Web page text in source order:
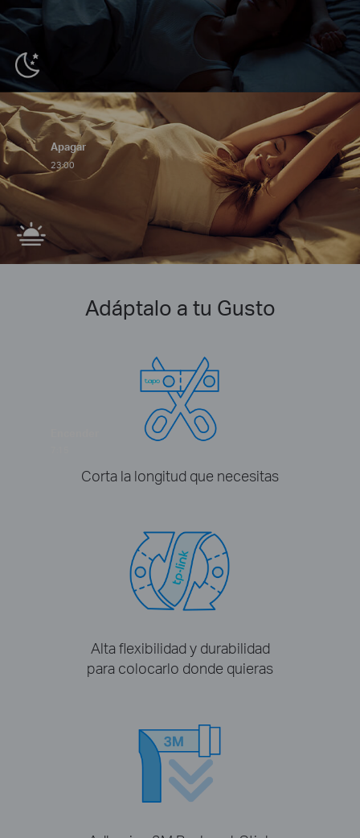
Apagar
23:00
Adáptalo a tu Gusto
Corta la longitud que necesitas
Alta flexibilidad y durabilidad
para colocarlo donde quieras